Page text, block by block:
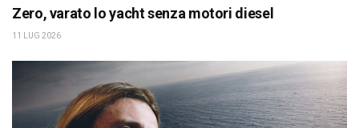
Zero, varato lo yacht senza motori diesel
11 LUG 2026